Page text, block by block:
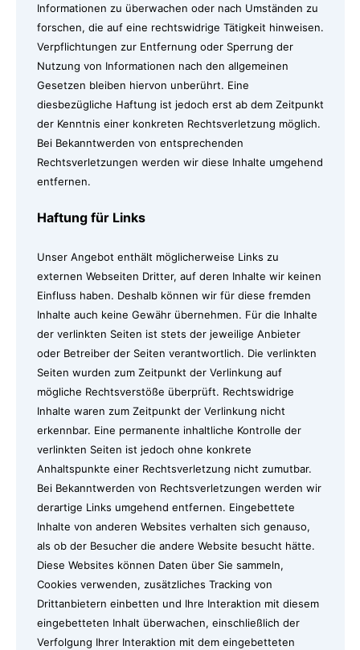
Informationen zu überwachen oder nach Umständen zu
forschen, die auf eine rechtswidrige Tätigkeit hinweisen.
Verpflichtungen zur Entfernung oder Sperrung der
Nutzung von Informationen nach den allgemeinen
Gesetzen bleiben hiervon unberührt. Eine
diesbezügliche Haftung ist jedoch erst ab dem Zeitpunkt
der Kenntnis einer konkreten Rechtsverletzung möglich.
Bei Bekanntwerden von entsprechenden
Rechtsverletzungen werden wir diese Inhalte umgehend
entfernen.
Haftung für Links
Unser Angebot enthält möglicherweise Links zu
externen Webseiten Dritter, auf deren Inhalte wir keinen
Einfluss haben. Deshalb können wir für diese fremden
Inhalte auch keine Gewähr übernehmen. Für die Inhalte
der verlinkten Seiten ist stets der jeweilige Anbieter
oder Betreiber der Seiten verantwortlich. Die verlinkten
Seiten wurden zum Zeitpunkt der Verlinkung auf
mögliche Rechtsverstöße überprüft. Rechtswidrige
Inhalte waren zum Zeitpunkt der Verlinkung nicht
erkennbar. Eine permanente inhaltliche Kontrolle der
verlinkten Seiten ist jedoch ohne konkrete
Anhaltspunkte einer Rechtsverletzung nicht zumutbar.
Bei Bekanntwerden von Rechtsverletzungen werden wir
derartige Links umgehend entfernen. Eingebettete
Inhalte von anderen Websites verhalten sich genauso,
als ob der Besucher die andere Website besucht hätte.
Diese Websites können Daten über Sie sammeln,
Cookies verwenden, zusätzliches Tracking von
Drittanbietern einbetten und Ihre Interaktion mit diesem
eingebetteten Inhalt überwachen, einschließlich der
Verfolgung Ihrer Interaktion mit dem eingebetteten